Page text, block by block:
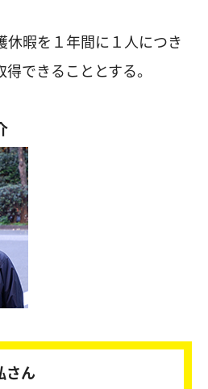
休暇を１年間に１人につき
できることとする。
さん